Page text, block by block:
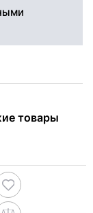
товары